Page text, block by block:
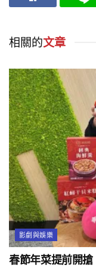
相關的文章
影劇與娛樂
春節年菜提前開